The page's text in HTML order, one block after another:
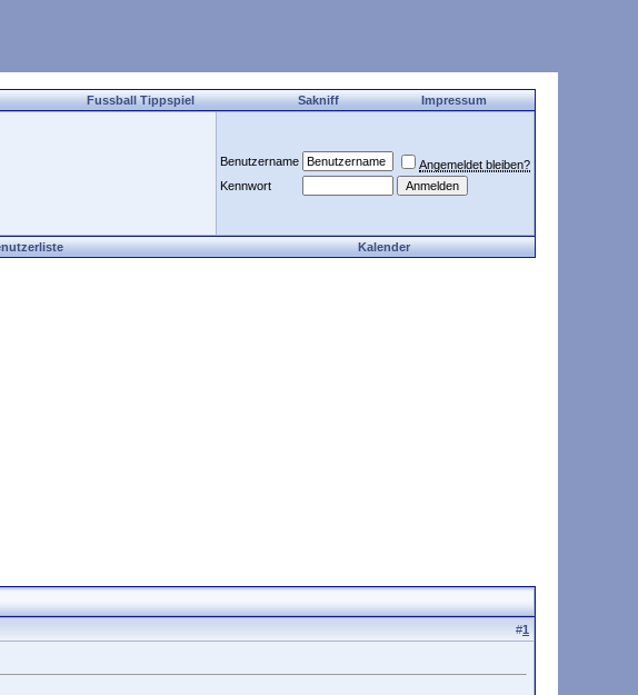
Fussball Tippspiel Sakniff Impressum
Benutzername
Angemeldet bleiben?
Kennwort
Kalender
#1